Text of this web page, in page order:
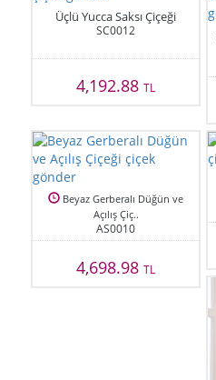
Üçlü Yucca Saksı Çiçeği
SC0012
4,192.88TL
Beyaz Gerberalı Düğün ve
Açılış Çiç..
AS0010
4,698.98TL